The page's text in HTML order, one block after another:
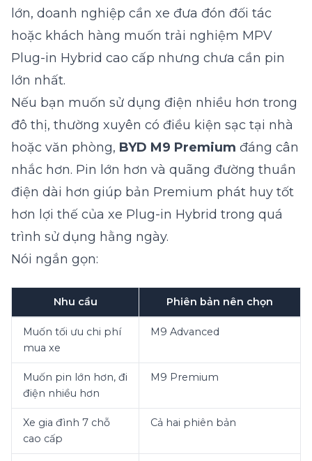
lớn, doanh nghiệp cần xe đưa đón đối tác
hoặc khách hàng muốn trải nghiệm MPV
Plug-in Hybrid cao cấp nhưng chưa cần pin
lớn nhất.
Nếu bạn muốn sử dụng điện nhiều hơn trong
đô thị, thường xuyên có điều kiện sạc tại nhà
hoặc văn phòng, BYD M9 Premium đáng cân
nhắc hơn. Pin lớn hơn và quãng đường thuần
điện dài hơn giúp bản Premium phát huy tốt
hơn lợi thế của xe Plug-in Hybrid trong quá
trình sử dụng hằng ngày.
Nói ngắn gọn:
Nhu cầu Phiên bản nên chọn
Muốn tối ưu chi phí
mua xe
M9 Advanced
Muốn pin lớn hơn, đi
điện nhiều hơn
M9 Premium
Xe gia đình 7 chỗ
cao cấp
Cả hai phiên bản